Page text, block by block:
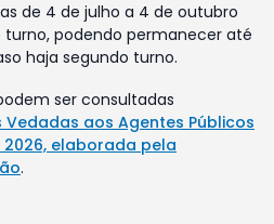
de 4 de julho a 4 de outubro
turno, podendo permanecer até
haja segundo turno.
ser consultadas
aos Agentes Públicos
2026, elaborada pela
.